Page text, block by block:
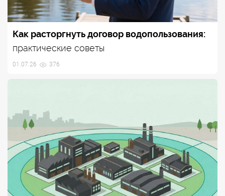
Как расторгнуть договор водопользования:
практические советы
01.07.26 376